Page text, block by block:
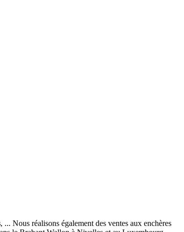
, ... Nous réalisons également des ventes aux enchères